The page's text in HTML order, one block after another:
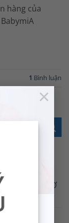
×
hàng của
1 Bình luận
CHO TRẺ SƠ
miễn dịch